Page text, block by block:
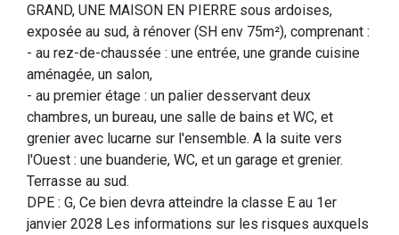
GRAND, UNE MAISON EN PIERRE sous ardoises,
exposée au sud, à rénover (SH env 75m²), comprenant :
- au rez-de-chaussée : une entrée, une grande cuisine
aménagée, un salon,
- au premier étage : un palier desservant deux
chambres, un bureau, une salle de bains et WC, et
grenier avec lucarne sur l'ensemble. A la suite vers
l'Ouest : une buanderie, WC, et un garage et grenier.
Terrasse au sud.
DPE : G, Ce bien devra atteindre la classe E au 1er
janvier 2028 Les informations sur les risques auxquels